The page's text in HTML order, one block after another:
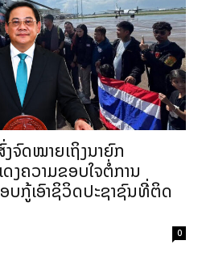
ຈົດໝາຍເຖິງນາຍົກ
ງຄວາມຂອບໃຈຕໍ່ການ
ບກູ້ເອົາຊິວິດປະຊາຊົນທີ່ຕິດ
0